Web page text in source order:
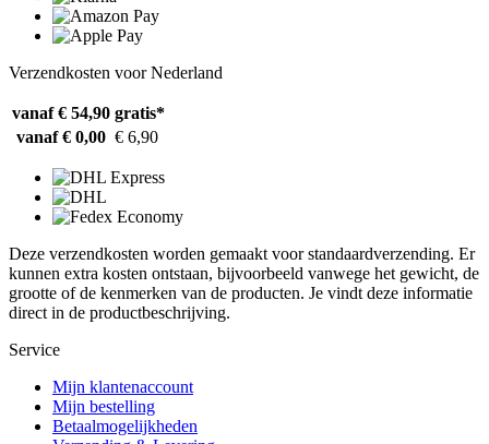
Verzendkosten voor Nederland
vanaf € 54,90 gratis*
vanaf € 0,00 € 6,90
Deze verzendkosten worden gemaakt voor standaardverzending. Er
kunnen extra kosten ontstaan, bijvoorbeeld vanwege het gewicht, de
grootte of de kenmerken van de producten. Je vindt deze informatie
direct in de productbeschrijving.
Service
Mijn klantenaccount
Mijn bestelling
Betaalmogelijkheden